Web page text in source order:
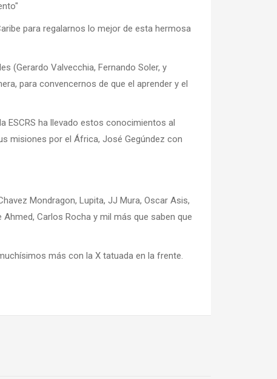
para regalarnos lo mejor de esta hermosa
(Gerardo Valvecchia, Fernando Soler, y
para convencernos de que el aprender y el
ESCRS ha llevado estos conocimientos al
misiones por el África, José Gegúndez con
Mondragon, Lupita, JJ Mura, Oscar Asis,
Carlos Rocha y mil más que saben que
más con la X tatuada en la frente.